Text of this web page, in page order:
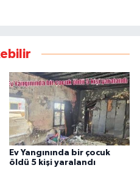
Ev Yangınında bir çocuk
öldü 5 kişi yaralandı